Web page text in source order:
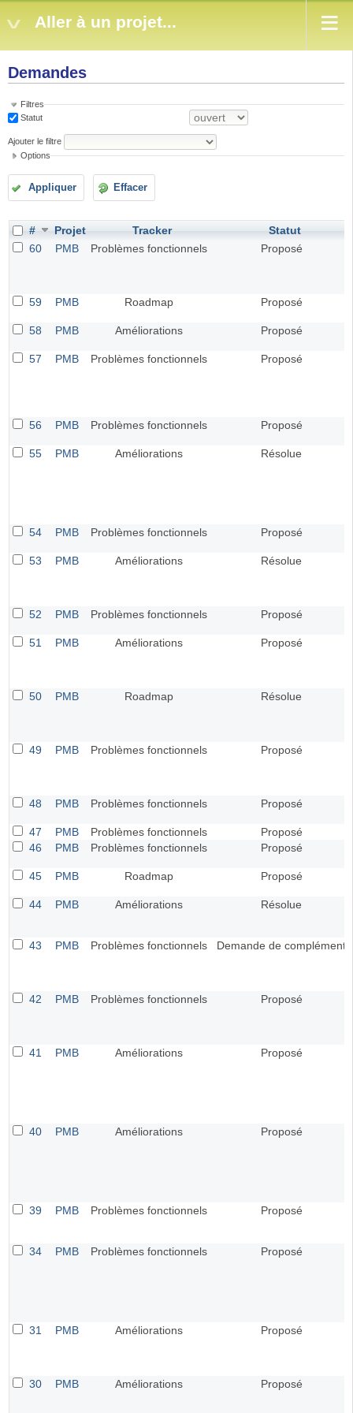
Aller à un projet...
Demandes
Filtres
Statut
Ajouter le filtre
Options
Appliquer Effacer
# Projet Tracker
Statut
60
PMB Problèmes fonctionnels Proposé
59 PMB Roadmap Proposé
58 PMB Améliorations Proposé
57 PMB Problèmes fonctionnels Proposé
56 PMB Problèmes fonctionnels Proposé
55 PMB Améliorations Résolue
54 PMB Problèmes fonctionnels Proposé
53 PMB Améliorations Résolue
52 PMB Problèmes fonctionnels Proposé
51 PMB Améliorations Proposé
50 PMB Roadmap Résolue
49 PMB Problèmes fonctionnels Proposé
48 PMB Problèmes fonctionnels Proposé
47 PMB Problèmes fonctionnels
Proposé
46
PMB Problèmes fonctionnels Proposé
45 PMB Roadmap Proposé
44 PMB Améliorations Résolue
43 PMB Problèmes fonctionnels Demande de complément
42 PMB Problèmes fonctionnels Proposé
41 PMB Améliorations Proposé
40 PMB Améliorations Proposé
39 PMB Problèmes fonctionnels Proposé
34 PMB Problèmes fonctionnels Proposé
31 PMB Améliorations Proposé
30 PMB Améliorations Proposé